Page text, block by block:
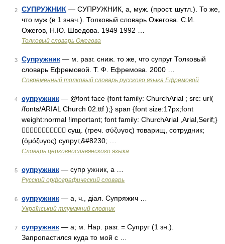
2 СУПРУЖНИК — СУПРУЖНИК, а, муж. (прост. шутл.). То же,
что муж (в 1 знач.). Толковый словарь Ожегова. С.И.
Ожегов, Н.Ю. Шведова. 1949 1992 …
Толковый словарь Ожегова
3 Супружник — м. разг. сниж. то же, что супруг Толковый
словарь Ефремовой. Т. Ф. Ефремова. 2000 …
Современный толковый словарь русского языка Ефремовой
4 супружник — @font face {font family: ChurchArial ; src: url(
/fonts/ARIAL Church 02.ttf );} span {font size:17px;font
weight:normal !important; font family: ChurchArial ,Arial,Serif;}
 сущ. (греч. σύζυγος) товарищ, сотрудник;
(ὁμόζυγος) супруг,&#8230; …
Словарь церковнославянского языка
5 супружник — супр ужник, а …
Русский орфографический словарь
6 супружник — а, ч., діал. Супряжич …
Український тлумачний словник
7 супружник — а; м. Нар. разг. = Супруг (1 зн.).
Запропастился куда то мой с …